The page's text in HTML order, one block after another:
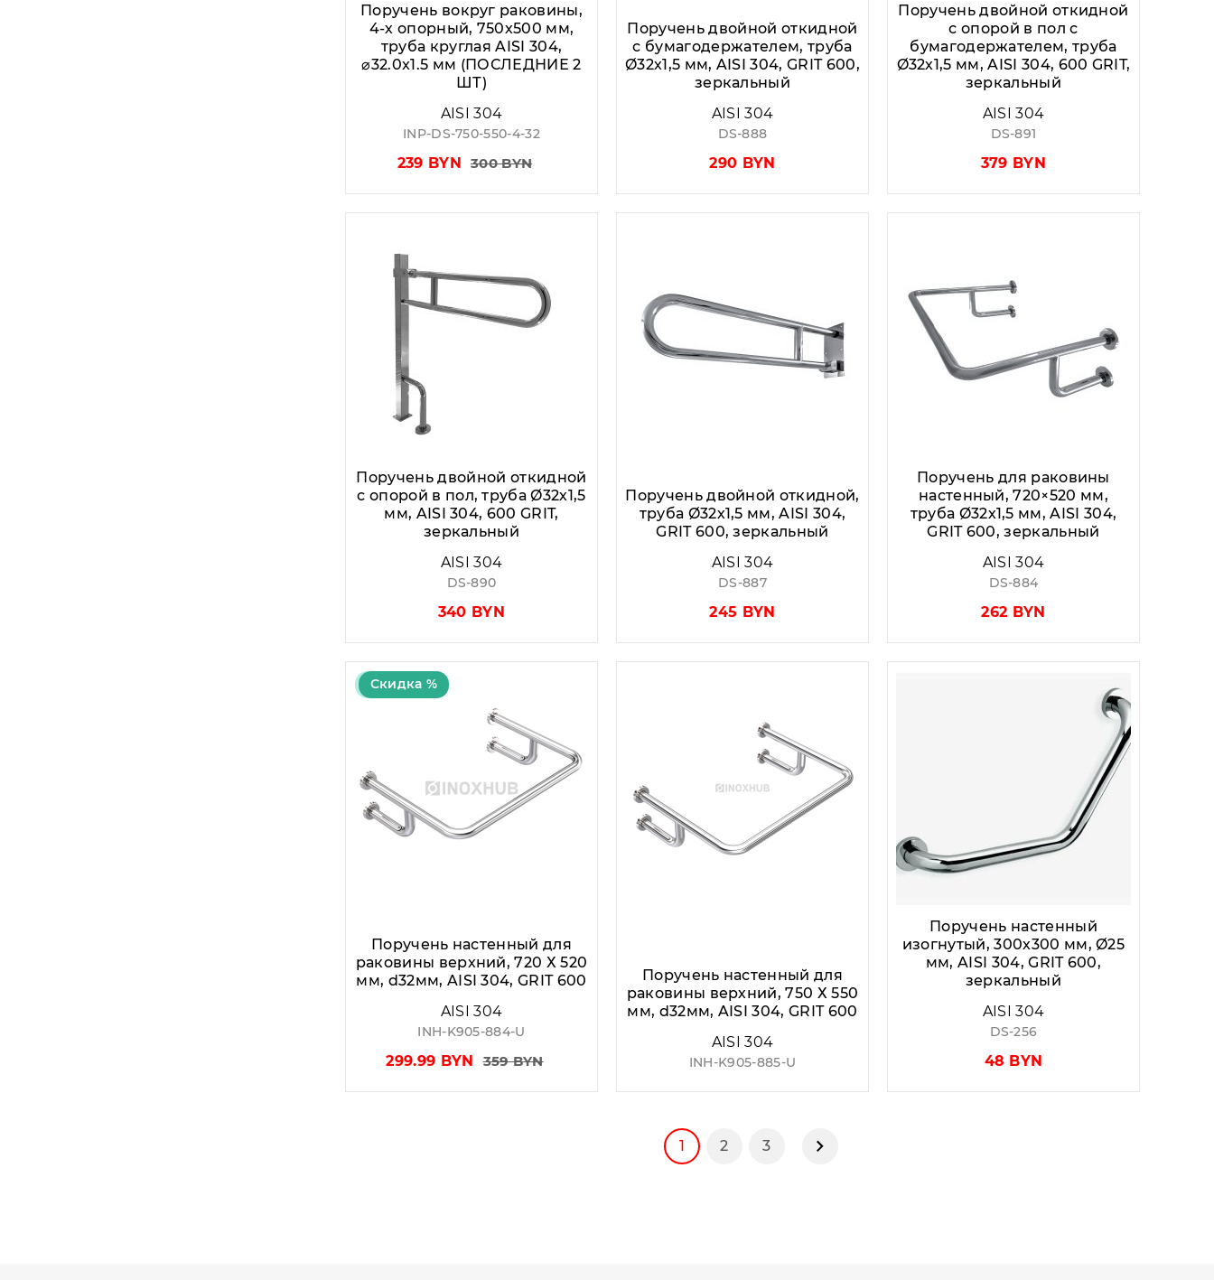
Поручень вокруг раковины,
4-х опорный, 750х500 мм,
труба круглая AISI 304,
⌀32.0x1.5 мм (ПОСЛЕДНИЕ 2
ШТ)
AISI 304
INP-DS-750-550-4-32
239 BYN 300 BYN
Поручень двойной откидной
с бумагодержателем, труба
Ø32х1,5 мм, AISI 304, GRIT 600,
зеркальный
AISI 304
DS-888
290 BYN
Поручень двойной откидной
с опорой в пол с
бумагодержателем, труба
Ø32х1,5 мм, AISI 304, 600 GRIT,
зеркальный
AISI 304
DS-891
379 BYN
Поручень двойной откидной
с опорой в пол, труба Ø32х1,5
мм, AISI 304, 600 GRIT,
зеркальный
AISI 304
DS-890
340 BYN
Поручень двойной откидной,
труба Ø32х1,5 мм, AISI 304,
GRIT 600, зеркальный
AISI 304
DS-887
245 BYN
Поручень для раковины
настенный, 720×520 мм,
труба Ø32х1,5 мм, AISI 304,
GRIT 600, зеркальный
AISI 304
DS-884
262 BYN
Скидка %
Поручень настенный для
раковины верхний, 720 Х 520
мм, d32мм, AISI 304, GRIT 600
AISI 304
INH-K905-884-U
299.99 BYN 359 BYN
Поручень настенный для
раковины верхний, 750 Х 550
мм, d32мм, AISI 304, GRIT 600
AISI 304
INH-K905-885-U
Поручень настенный
изогнутый, 300х300 мм, Ø25
мм, AISI 304, GRIT 600,
зеркальный
AISI 304
DS-256
48 BYN
1 2 3 Следующая страница